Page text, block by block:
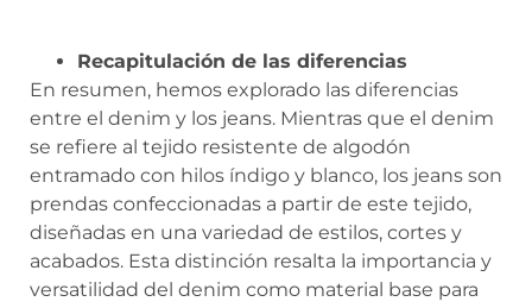
Recapitulación de las diferencias
En resumen, hemos explorado las diferencias
entre el denim y los jeans. Mientras que el denim
se refiere al tejido resistente de algodón
entramado con hilos índigo y blanco, los jeans son
prendas confeccionadas a partir de este tejido,
diseñadas en una variedad de estilos, cortes y
acabados. Esta distinción resalta la importancia y
versatilidad del denim como material base para